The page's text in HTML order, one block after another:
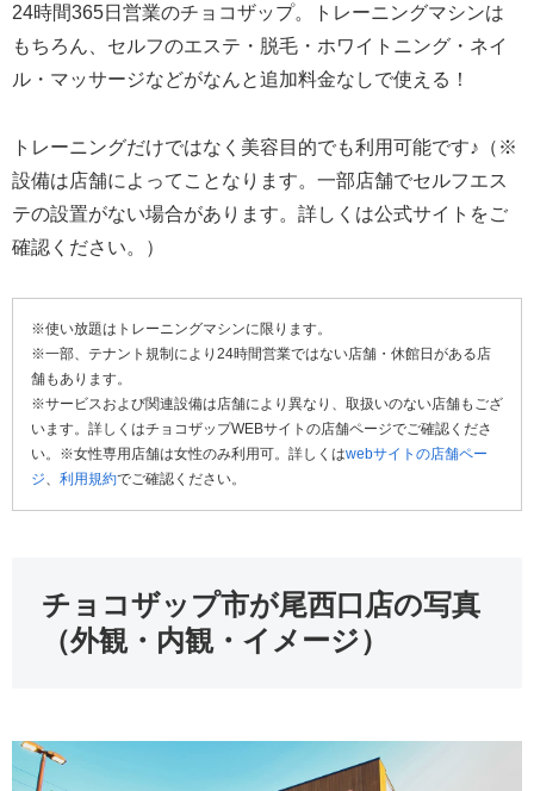
24時間365日営業のチョコザップ。トレーニングマシンは
もちろん、セルフのエステ・脱毛・ホワイトニング・ネイ
ル・マッサージなどがなんと追加料金なしで使える！
トレーニングだけではなく美容目的でも利用可能です♪（※
設備は店舗によってことなります。一部店舗でセルフエス
テの設置がない場合があります。詳しくは公式サイトをご
確認ください。）
※使い放題はトレーニングマシンに限ります。
※一部、テナント規制により24時間営業ではない店舗・休館日がある店
舗もあります。
※サービスおよび関連設備は店舗により異なり、取扱いのない店舗もござ
います。詳しくはチョコザップWEBサイトの店舗ページでご確認くださ
い。※女性専用店舗は女性のみ利用可。詳しくはwebサイトの店舗ペー
ジ、 利用規約でご確認ください。
チョコザップ市が尾西口店の写真
（外観・内観・イメージ）